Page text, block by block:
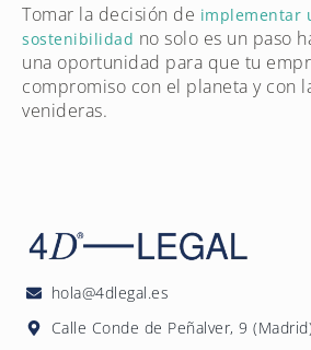
Tomar la decisión de implementar
sostenibilidad no solo es un paso
una oportunidad para que tu
compromiso con el planeta y con
venideras.
hola@4dlegal.es
Calle Conde de Peñalver, 9